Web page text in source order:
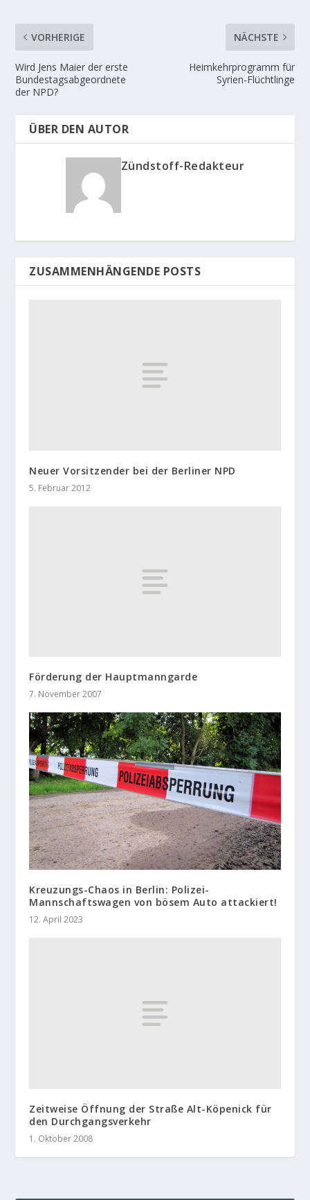
VORHERIGE
Wird Jens Maier der erste
Bundestagsabgeordnete
der NPD?
NÄCHSTE
Heimkehrprogramm für
Syrien-Flüchtlinge
ÜBER DEN AUTOR
Zündstoff-Redakteur
ZUSAMMENHÄNGENDE POSTS
Neuer Vorsitzender bei der Berliner NPD
5. Februar 2012
Förderung der Hauptmanngarde
7. November 2007
Kreuzungs-Chaos in Berlin: Polizei-
Mannschaftswagen von bösem Auto attackiert!
12. April 2023
Zeitweise Öffnung der Straße Alt-Köpenick für
den Durchgangsverkehr
1. Oktober 2008